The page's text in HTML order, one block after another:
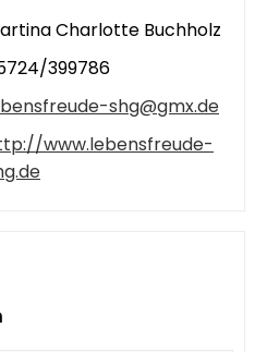
Charlotte Buchholz
399786
shg@gmx.de
www.lebensfreude-